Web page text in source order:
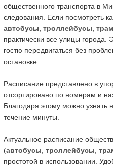
общественного транспорта в
следования. Если посмотреть
автобусы, троллейбусы,
практически все улицы
гостю передвигаться без
остановке.
Расписание представлено в
отсортировано по номерам и
Благодаря этому можно
течение минуты.
Актуальное расписание
(автобусы троллейбусы
простотой в использовании.